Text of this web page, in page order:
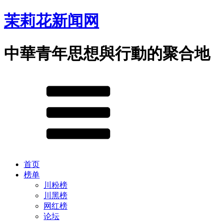
茉莉花新闻网
中華青年思想與行動的聚合地
首页
榜单
川粉榜
川黑榜
网红榜
论坛